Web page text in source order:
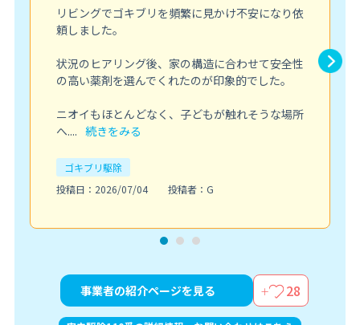
リビングでゴキブリを頻繁に見かけ不安になり依
頼しました。
状況のヒアリング後、家の構造に合わせて安全性
の高い薬剤を選んでくれたのが印象的でした。
ニオイもほとんどなく、子どもが触れそうな場所
へ.... 続きをみる
ゴキブリ駆除
投稿日：2026/07/04
投稿者：G
事業者の紹介ページを見る 28